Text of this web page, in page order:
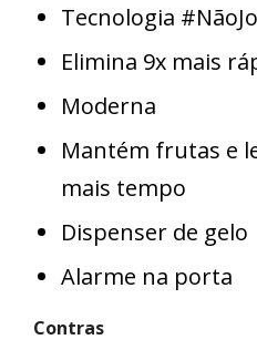
Tecnologia
Elimina 9x mais
Moderna
Mantém frutas e
mais tempo
Dispenser de gelo
Alarme na porta
Contras